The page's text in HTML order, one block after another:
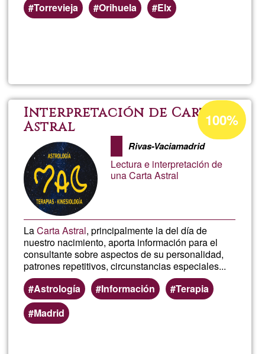
Torrevieja
Orihuela Elx
Tropel
Social
Interpretación de Carta
Astral
Rivas-Vaciamadrid
Lectura e interpretación de
una Carta Astral
LaCarta Astral, principalmente la del día de
nuestro nacimiento, aporta información para el
consultante sobre aspectos de su personalidad,
patrones repetitivos, circunstancias especiales...
Astrología
Información
Terapia
Madrid
Porcentaje
de
aceptación
de
100%